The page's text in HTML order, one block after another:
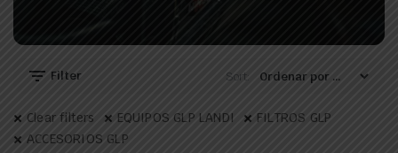
Filter Sort:
Clear filters EQUIPOS GLP LANDI
FILTROS GLP
ACCESORIOS GLP